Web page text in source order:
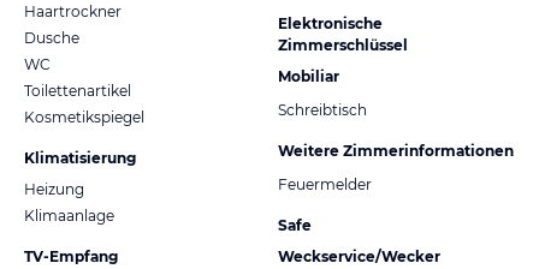
Haartrockner
Dusche
WC
Toilettenartikel
Kosmetikspiegel
Klimatisierung
Heizung
Klimaanlage
TV-Empfang
Elektronische
Zimmerschlüssel
Mobiliar
Schreibtisch
Weitere Zimmerinformationen
Feuermelder
Safe
Weckservice/Wecker